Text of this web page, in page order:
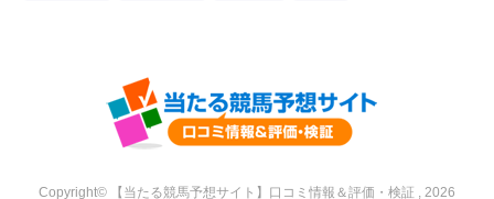
Copyright© 【当たる競馬予想サイト】口コミ情報＆評価・検証 , 2026